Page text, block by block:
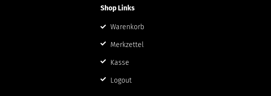
Shop Links
Warenkorb
Merkzettel
Kasse
Logout